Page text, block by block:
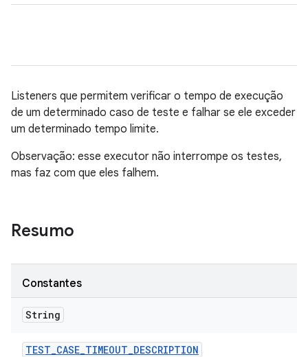
Listeners que permitem verificar o tempo de execução
de um determinado caso de teste e falhar se ele exceder
um determinado tempo limite.
Observação: esse executor não interrompe os testes,
mas faz com que eles falhem.
Resumo
Constantes
String
TEST_CASE_TIMEOUT_DESCRIPTION